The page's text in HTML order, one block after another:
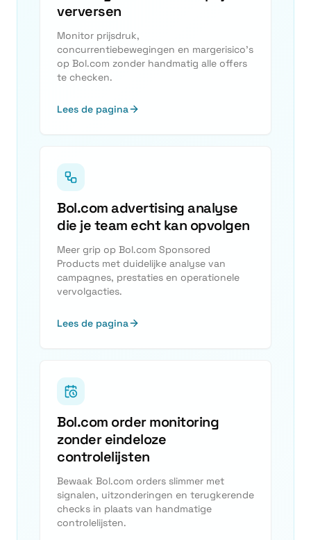
verversen
Monitor prijsdruk,
concurrentiebewegingen en margerisico's
op Bol.com zonder handmatig alle offers
te checken.
Lees de pagina
Bol.com advertising analyse
die je team echt kan opvolgen
Meer grip op Bol.com Sponsored
Products met duidelijke analyse van
campagnes, prestaties en operationele
vervolgacties.
Lees de pagina
Bol.com order monitoring
zonder eindeloze
controlelijsten
Bewaak Bol.com orders slimmer met
signalen, uitzonderingen en terugkerende
checks in plaats van handmatige
controlelijsten.